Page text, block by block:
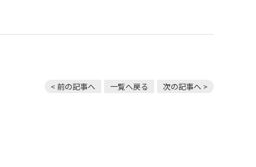
< 前の記事へ 一覧へ戻る 次の記事へ >